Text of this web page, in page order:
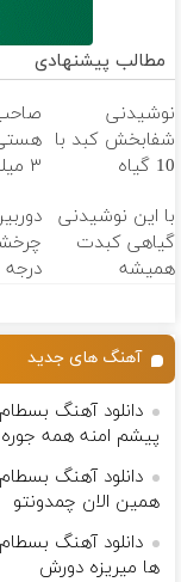
مطالب پیشنهادی
نوشیدنی
شفابخش کبد با
10 گیاه
امشب)
۳
با این نوشیدنی
گیاهی کبدت
همیشه
درجه
منزلآهنگ های جدید
دانلود آهنگ
پیشم امنه همه
دانلود آهنگ
همین الان چمدونتو
دانلود آهنگ
ها میریزه دورش